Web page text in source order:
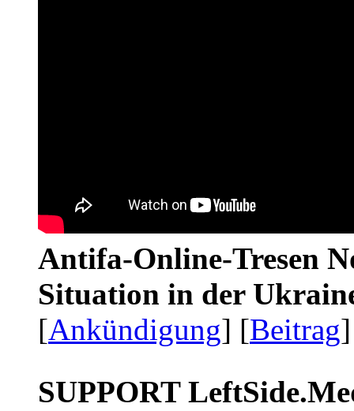
Antifa-Online-Tresen
Situation in der
[Ankündigung] [Beitrag
SUPPORT